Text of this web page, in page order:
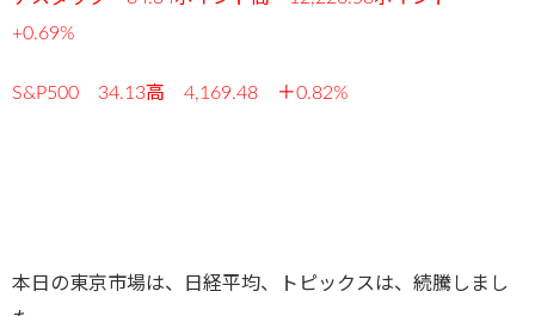
+0.69%
S&P500 34.13高 4,169.48 ＋0.82%
本日の東京市場は、日経平均、トピックスは、続騰しまし